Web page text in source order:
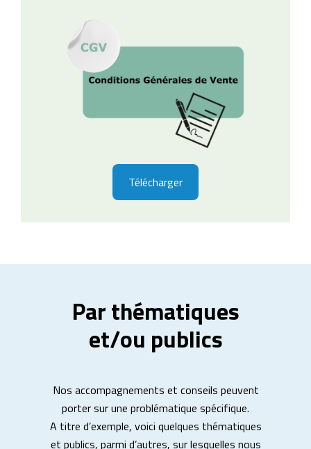
Télécharger
Par thématiques
et/ou publics
Nos accompagnements et conseils peuvent
porter sur une problématique spécifique.
A titre d’exemple, voici quelques thématiques
et publics, parmi d’autres, sur lesquelles nous